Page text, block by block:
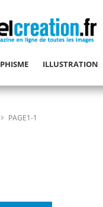
ILLUSTRATION
PAGE1-1